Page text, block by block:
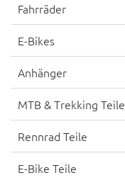
Fahrräder
E-Bikes
Anhänger
MTB & Trekking Teile
Rennrad Teile
E-Bike Teile